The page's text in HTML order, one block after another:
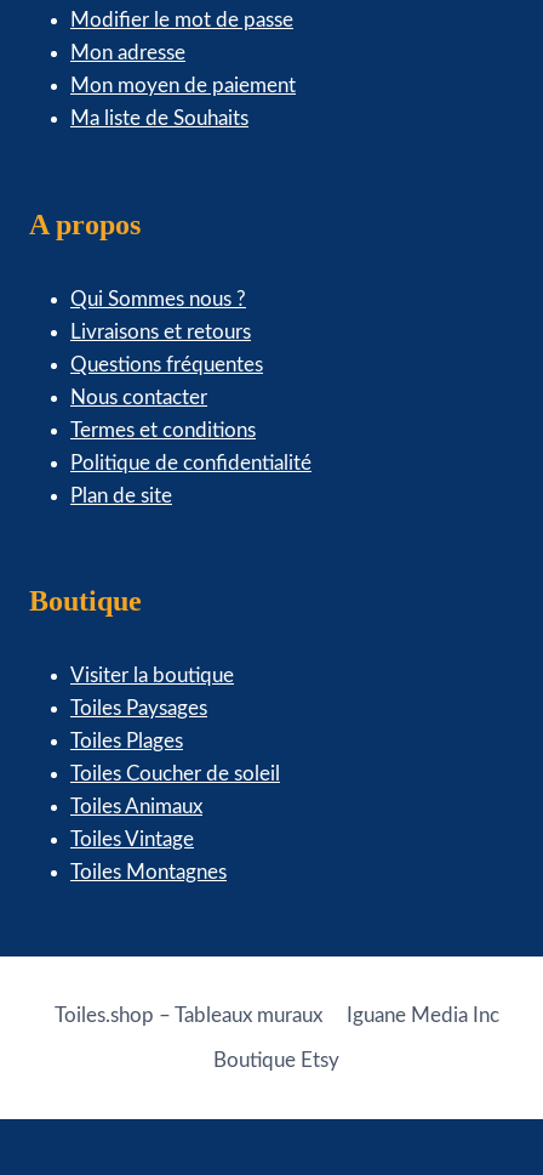
Modifier le mot de passe
Mon adresse
Mon moyen de paiement
Ma liste de Souhaits
A propos
Qui Sommes nous ?
Livraisons et retours
Questions fréquentes
Nous contacter
Termes et conditions
Politique de confidentialité
Plan de site
Boutique
Visiter la boutique
Toiles Paysages
Toiles Plages
Toiles Coucher de soleil
Toiles Animaux
Toiles Vintage
Toiles Montagnes
Toiles.shop – Tableaux muraux Iguane Media Inc
Boutique Etsy